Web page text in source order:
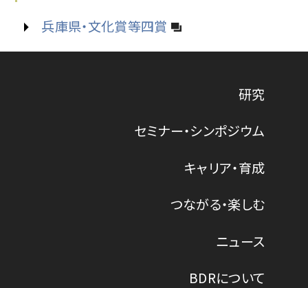
兵庫県・文化賞等四賞
研究
セミナー・シンポジウム
キャリア・育成
つながる・楽しむ
ニュース
BDRについて